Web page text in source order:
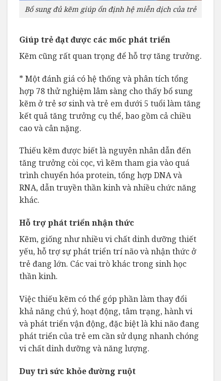
Bổ sung đủ kẽm giúp ổn định hệ miễn dịch của trẻ
Giúp trẻ đạt được các mốc phát triển
Kẽm cũng rất quan trọng để hỗ trợ tăng trưởng.
* Một đánh giá có hệ thống và phân tích tổng
hợp 78 thử nghiệm lâm sàng cho thấy bổ sung
kẽm ở trẻ sơ sinh và trẻ em dưới 5 tuổi làm tăng
kết quả tăng trưởng cụ thể, bao gồm cả chiều
cao và cân nặng.
Thiếu kẽm được biết là nguyên nhân dẫn đến
tăng trưởng còi cọc, vì kẽm tham gia vào quá
trình chuyển hóa protein, tổng hợp DNA và
RNA, dẫn truyền thần kinh và nhiều chức năng
khác.
Hỗ trợ phát triển nhận thức
Kẽm, giống như nhiều vi chất dinh dưỡng thiết
yếu, hỗ trợ sự phát triển trí não và nhận thức ở
trẻ đang lớn. Các vai trò khác trong sinh học
thần kinh.
Việc thiếu kẽm có thể góp phần làm thay đổi
khả năng chú ý, hoạt động, tâm trạng, hành vi
và phát triển vận động, đặc biệt là khi não đang
phát triển của trẻ em cần sử dụng nhanh chóng
vi chất dinh dưỡng và năng lượng.
Duy trì sức khỏe đường ruột